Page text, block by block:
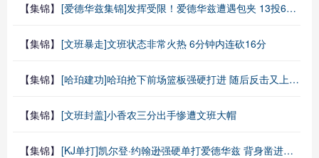
【集锦】 [爱德华兹集锦]发挥受限！爱德华兹遭遇包夹 13投6中&罚球7中7拿到20分4失误
【集锦】 [文班暴走]文班状态非常火热 6分钟内连砍16分
【集锦】 [哈珀建功]哈珀抢下前场篮板强硬打进 随后反击又上篮得手
【集锦】 [文班封盖]小香农三分出手惨遭文班大帽
【集锦】 [KJ单打]凯尔登·约翰逊强硬单打爱德华兹 背身凿进后激情怒吼